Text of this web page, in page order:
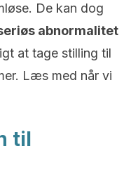
De kan dog
abnormalitet
at tage stilling til
Læs med når vi
til